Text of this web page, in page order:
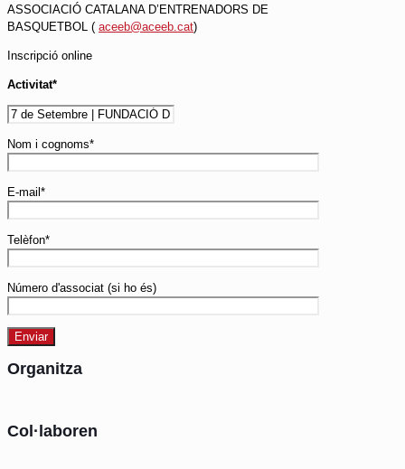
ASSOCIACIÓ CATALANA D’ENTRENADORS DE
BASQUETBOL ( aceeb@aceeb.cat)
Inscripció online
Activitat*
Nom i cognoms*
E-mail*
Telèfon*
Número d'associat (si ho és)
Organitza
Col·laboren